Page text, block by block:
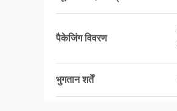
पैकेजिंग विवरण
भुगतान शर्तें